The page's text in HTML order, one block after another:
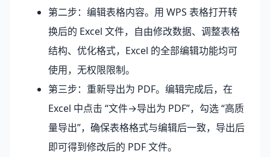
第二步：编辑表格内容。用 WPS 表格打开转
换后的 Excel 文件，自由修改数据、调整表格
结构、优化格式，Excel 的全部编辑功能均可
使用，无权限限制。
第三步：重新导出为 PDF。编辑完成后，在
Excel 中点击 “文件→导出为 PDF”，勾选 “高质
量导出”，确保表格格式与编辑后一致，导出后
即可得到修改后的 PDF 文件。